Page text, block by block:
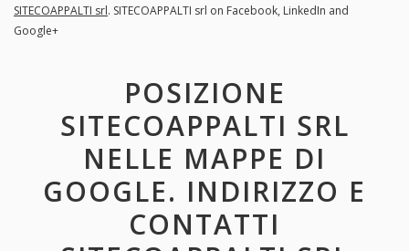
SITECOAPPALTI srl. SITECOAPPALTI srl on Facebook, LinkedIn and
Google+
POSIZIONE
SITECOAPPALTI SRL
NELLE MAPPE DI
GOOGLE. INDIRIZZO E
CONTATTI